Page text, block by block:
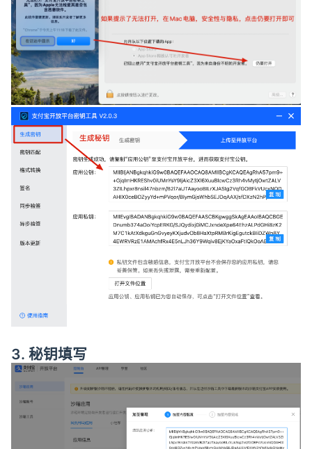
3. 秘钥填写